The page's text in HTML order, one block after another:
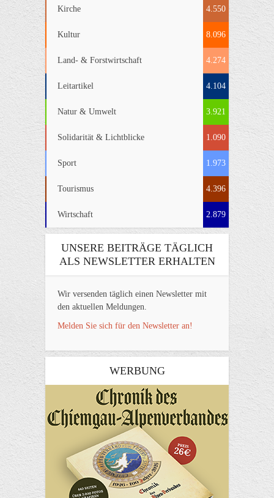
Kirche 4.550
Kultur 8.096
Land- & Forstwirtschaft 4.274
Leitartikel 4.104
Natur & Umwelt 3.921
Solidarität & Lichtblicke 1.090
Sport 1.973
Tourismus 4.396
Wirtschaft 2.879
UNSERE BEITRÄGE TÄGLICH
ALS NEWSLETTER ERHALTEN
Wir versenden täglich einen Newsletter mit
den aktuellen Meldungen.
Melden Sie sich für den Newsletter an!
WERBUNG